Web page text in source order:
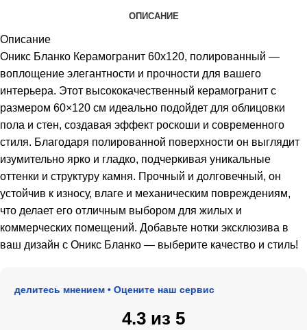
ОПИСАНИЕ
Описание
Оникс Бланко Керамогранит 60х120, полированный —
воплощение элегантности и прочности для вашего
интерьера. Этот высококачественный керамогранит с
размером 60×120 см идеально подойдет для облицовки
пола и стен, создавая эффект роскоши и современного
стиля. Благодаря полированной поверхности он выглядит
изумительно ярко и гладко, подчеркивая уникальные
оттенки и структуру камня. Прочный и долговечный, он
устойчив к износу, влаге и механическим повреждениям,
что делает его отличным выбором для жилых и
коммерческих помещений. Добавьте нотки эксклюзива в
ваш дизайн с Оникс Бланко — выберите качество и стиль!
мнением • Оцените наш сервис
4.3 из 5